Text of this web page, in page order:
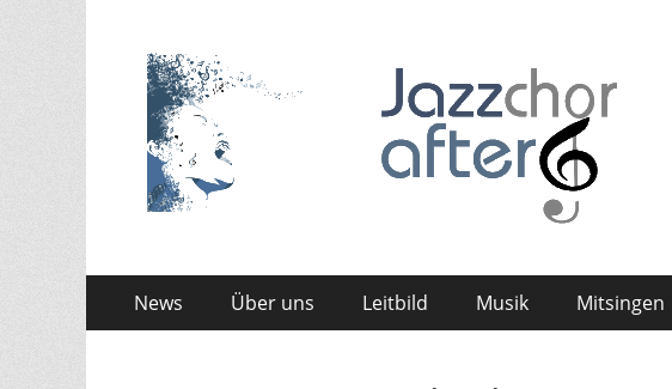
Jazzchor After Six
Erstes
Menü
Inhalt:
News Über uns Leitbild Musik Mitsingen